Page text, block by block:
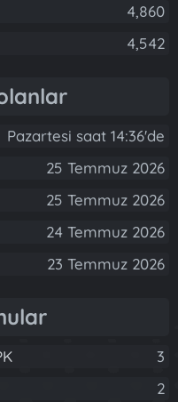
4,860
4,542
Pazartesi saat 14:36'de
25 Temmuz 2026
25 Temmuz 2026
24 Temmuz 2026
23 Temmuz 2026
3
2